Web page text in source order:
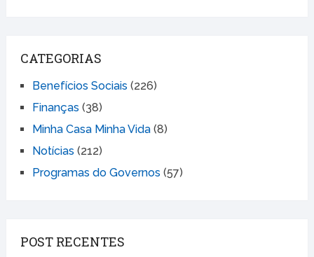
CATEGORIAS
Benefícios Sociais (226)
Finanças (38)
Minha Casa Minha Vida(8)
Notícias (212)
Programas do Governos (57)
POST RECENTES